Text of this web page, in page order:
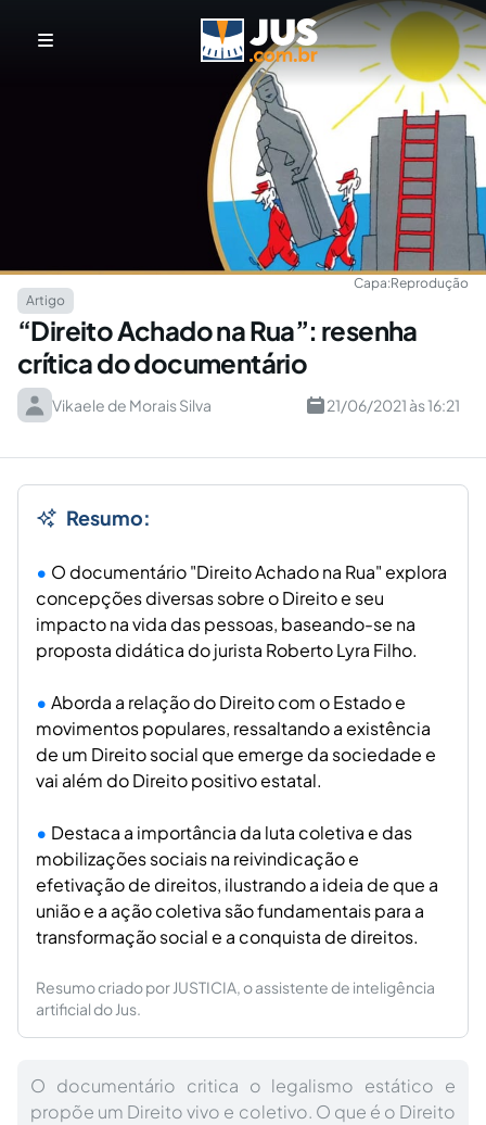
Capa:Reprodução
Artigo
“Direito Achado na Rua”: resenha
crítica do documentário
Vikaele de Morais Silva 21/06/2021 às 16:21
Resumo:
O documentário "Direito Achado na Rua" explora
concepções diversas sobre o Direito e seu
impacto na vida das pessoas, baseando-se na
proposta didática do jurista Roberto Lyra Filho.
Aborda a relação do Direito com o Estado e
movimentos populares, ressaltando a existência
de um Direito social que emerge da sociedade e
vai além do Direito positivo estatal.
Destaca a importância da luta coletiva e das
mobilizações sociais na reivindicação e
efetivação de direitos, ilustrando a ideia de que a
união e a ação coletiva são fundamentais para a
transformação social e a conquista de direitos.
Resumo criado por JUSTICIA, o assistente de inteligência
artificial do Jus.
O documentário critica o legalismo estático e
propõe um Direito vivo e coletivo. O que é o Direito